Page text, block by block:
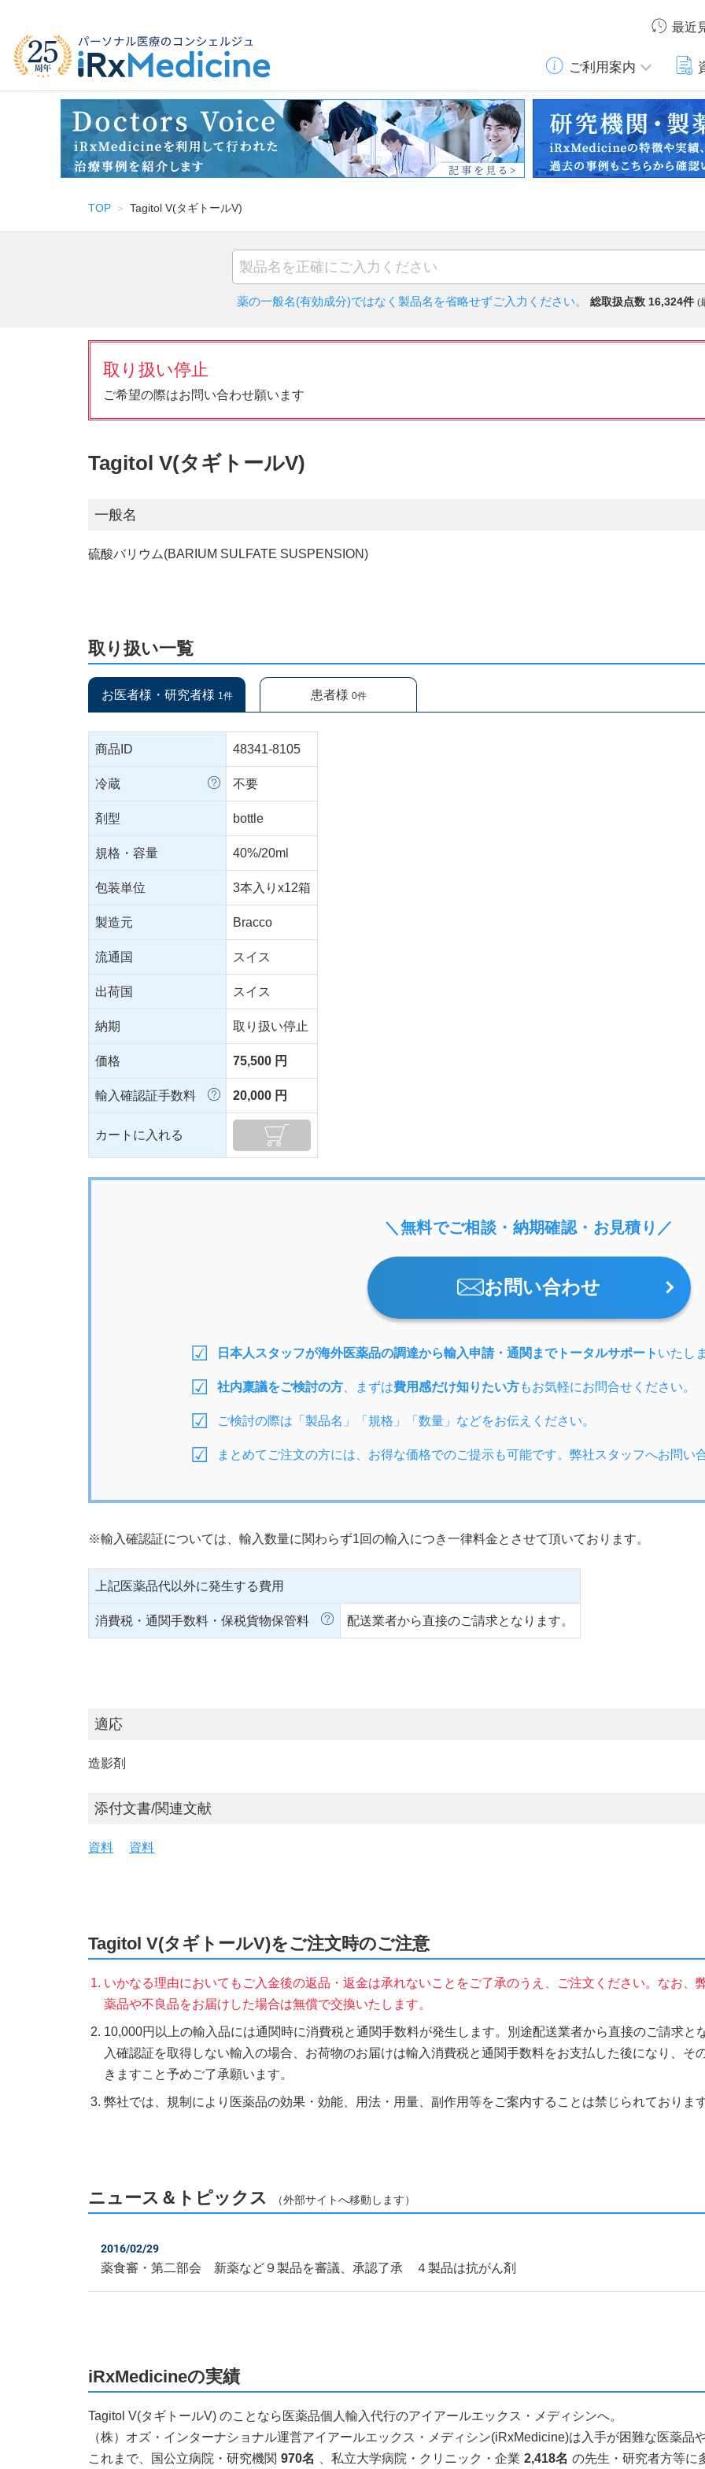
最近
ご利用案内
TOP Tagitol V(タギトールV)
薬の一般名(有効成分)ではなく 製品名を省略せずご入力ください。 総取扱点数 16,324件 (
取り扱い停止
ご希望の際はお問い合わせ願います
Tagitol V(タギトールV)
一般名
硫酸バリウム(BARIUM SULFATE SUSPENSION)
取り扱い一覧
お医者様・研究者様 1件 患者様 0件
商品ID 48341-8105
冷蔵 不要
剤型 bottle
規格・容量 40%/20ml
包装単位 3本入りx12箱
製造元 Bracco
流通国 スイス
出荷国 スイス
納期 取り扱い停止
価格 75,500 円
輸入確認証手数料 20,000 円
カートに入れる
＼無料でご相談・納期確認・お見積り／
お問い合わせ
日本人スタッフが海外医薬品の調達から輸入申請・通関までトータルサポート いたし
社内稟議をご検討の方 、まずは費用感だけ知りたい方もお気軽にお問合せください。
ご検討の際は「製品名」「規格」「数量」などをお伝えください。
まとめてご注文の方には、お得な価格でのご提示も可能です。弊社スタッフへお問い
※輸入確認証については、輸入数量に関わらず1回の輸入につき一律料金とさせて頂いております。
上記医薬品代以外に発生する費用
消費税・通関手数料・保税貨物保管料 配送業者から直接のご請求となります。
適応
造影剤
添付文書/関連文献
資料 資料
Tagitol V(タギトールV)をご注文時のご注意
いかなる理由においてもご入金後の返品・返金は承れないことをご了承のうえ、ご注文ください。なお、
薬品や不良品をお届けした場合は無償で交換いたします。
10,000円以上の輸入品には通関時に消費税と通関手数料が発生します。別途配送業者から直接のご請求
入確認証を取得しない輸入の場合、お荷物のお届けは輸入消費税と通関手数料をお支払した後になり、そ
きますこと予めご了承願います。
弊社では、規制により医薬品の効果・効能、用法・用量、副作用等をご案内することは禁じられておりま
ニュース＆トピックス （外部サイトへ移動します）
2016/02/29
薬食審・第二部会 新薬など９製品を審議、承認了承 ４製品は抗がん剤
iRxMedicineの実績
Tagitol V(タギトールV) のことなら医薬品個人輸入代行のアイアールエックス・メディシンへ。
（株）オズ・インターナショナル運営アイアールエックス・メディシン(iRxMedicine)は入手が困難な医薬品
これまで、国公立病院・研究機関 970名 、私立大学病院・クリニック・企業 2,418名 の先生・研究者方等に